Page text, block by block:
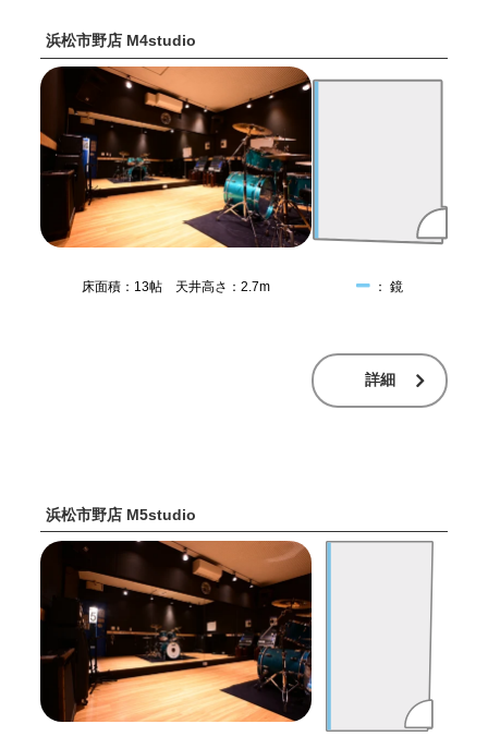
浜松市野店 M4studio
床面積：13帖 天井高さ：2.7m ： 鏡
詳細
浜松市野店 M5studio